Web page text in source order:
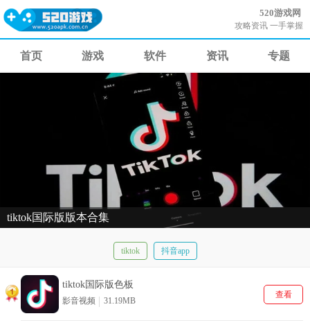
520游戏网
攻略资讯 一手掌握
首页 游戏 软件 资讯 专题
tiktok国际版版本合集
tiktok 抖音app
tiktok国际版色板
影音视频 31.19MB
查看